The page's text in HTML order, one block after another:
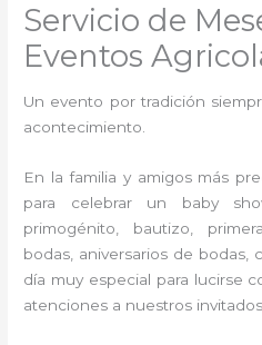
Servicio de
Eventos
Un evento por tradición
acontecimiento.
En la familia y amigos más
para celebrar un baby
primogénito, bautizo,
bodas, aniversarios de bodas,
día muy especial para lucirse
atenciones a nuestros invitados.